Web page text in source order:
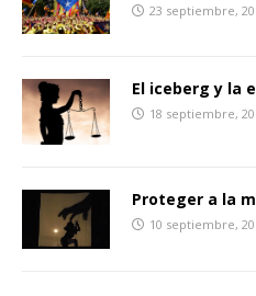
23 septiembre,
El iceberg y la
18 septiembre,
Proteger a la
10 septiembre,